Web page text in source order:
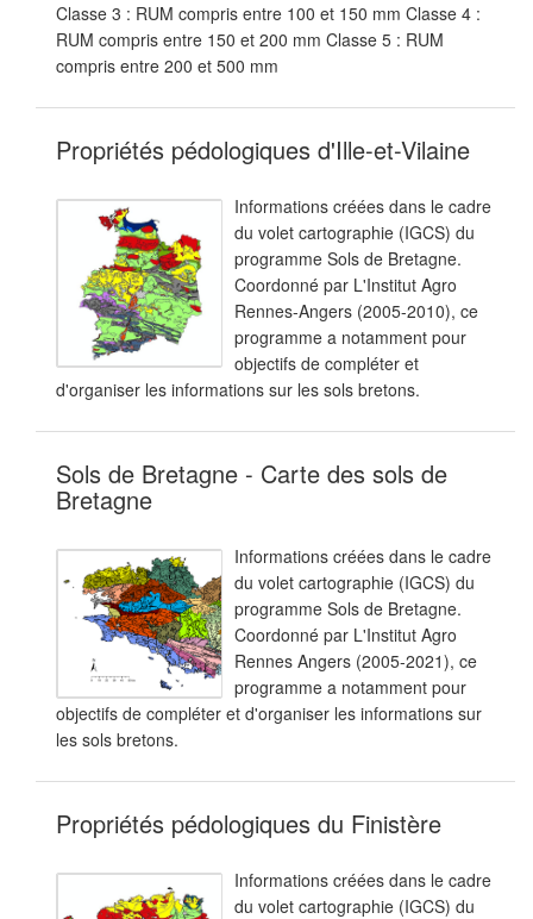
Classe 3 : RUM compris entre 100 et 150 mm Classe 4 :
RUM compris entre 150 et 200 mm Classe 5 : RUM
compris entre 200 et 500 mm
Propriétés pédologiques d'Ille-et-Vilaine
Informations créées dans le cadre
du volet cartographie (IGCS) du
programme Sols de Bretagne.
Coordonné par L'Institut Agro
Rennes-Angers (2005-2010), ce
programme a notamment pour
objectifs de compléter et
d'organiser les informations sur les sols bretons.
Sols de Bretagne - Carte des sols de
Bretagne
Informations créées dans le cadre
du volet cartographie (IGCS) du
programme Sols de Bretagne.
Coordonné par L'Institut Agro
Rennes Angers (2005-2021), ce
programme a notamment pour
objectifs de compléter et d'organiser les informations sur
les sols bretons.
Propriétés pédologiques du Finistère
Informations créées dans le cadre
du volet cartographie (IGCS) du